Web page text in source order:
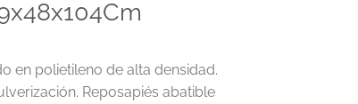
en polietileno de alta densidad.
Reposapiés abatible